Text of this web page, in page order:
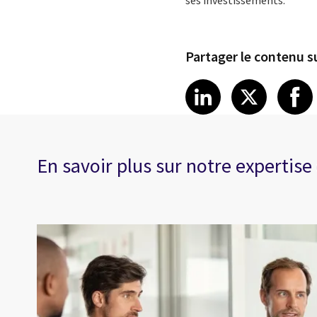
Partager le contenu
Share article
LinkedIn
Share
X
En savoir plus sur notre